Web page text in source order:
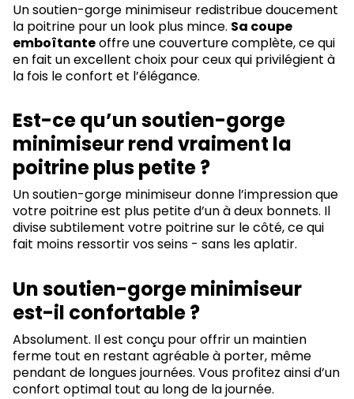
Un soutien-gorge minimiseur redistribue doucement
la poitrine pour un look plus mince. Sa coupe
emboîtanteoffre une couverture complète, ce qui
en fait un excellent choix pour ceux qui privilégient à
la fois le confort et l’élégance.
Est-ce qu’un soutien-gorge
minimiseur rend vraiment la
poitrine plus petite ?
Un soutien-gorge minimiseur donne l’impression que
votre poitrine est plus petite d’un à deux bonnets. Il
divise subtilement votre poitrine sur le côté, ce qui
fait moins ressortir vos seins - sans les aplatir.
Un soutien-gorge minimiseur
est-il confortable ?
Absolument. Il est conçu pour offrir un maintien
ferme tout en restant agréable à porter, même
pendant de longues journées. Vous profitez ainsi d’un
confort optimal tout au long de la journée.